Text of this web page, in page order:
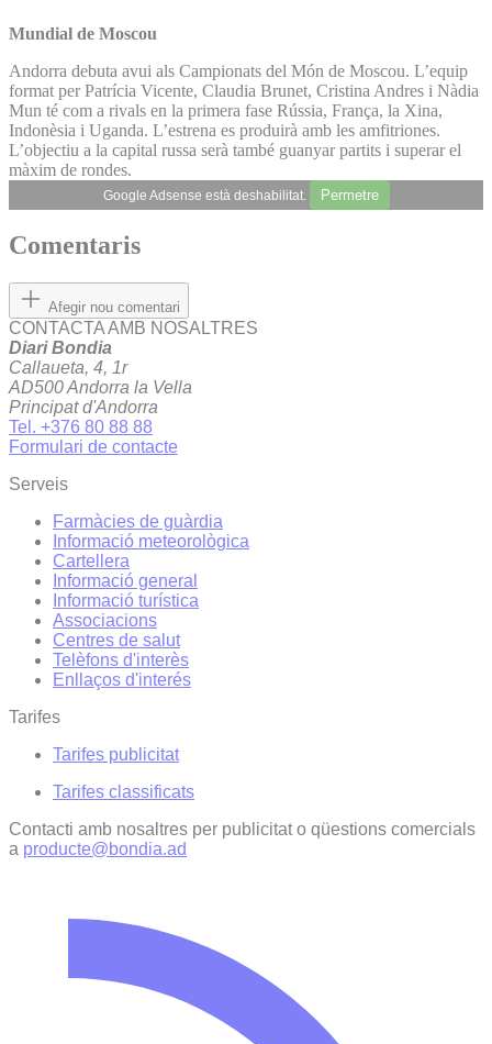
Mundial de Moscou
Andorra debuta avui als Campionats del Món de Moscou. L’equip
format per Patrícia Vicente, Claudia Brunet, Cristina Andres i Nàdia
Mun té com a rivals en la primera fase Rússia, França, la Xina,
Indonèsia i Uganda. L’estrena es produirà amb les amfitriones.
L’objectiu a la capital russa serà també guanyar partits i superar el
màxim de rondes.
Google Adsense està deshabilitat. Permetre
Comentaris
Afegir nou comentari
CONTACTA AMB NOSALTRES
Diari Bondia
Callaueta, 4, 1r
AD500 Andorra la Vella
Principat d'Andorra
Tel. +376 80 88 88
Formulari de contacte
Serveis
Farmàcies de guàrdia
Informació meteorològica
Cartellera
Informació general
Informació turística
Associacions
Centres de salut
Telèfons d'interès
Enllaços d'interés
Tarifes
Tarifes publicitat
Tarifes classificats
Contacti amb nosaltres per publicitat o qüestions comercials
a producte@bondia.ad